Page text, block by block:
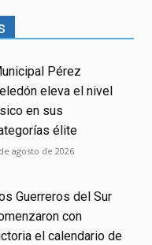
Pérez
eleva el nivel
en sus
élite
agosto de 2026
Guerreros del Sur
con
el calendario de